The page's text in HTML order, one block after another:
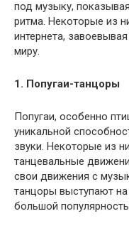
под музыку,
ритма. Некоторые из
интернета,
миру.
1. Попугаи-танцоры
Попугаи, особенно
уникальной
звуки. Некоторые из
танцевальные
свои движения с
танцоры выступают
большой